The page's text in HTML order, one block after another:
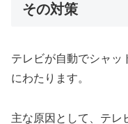
その対策
テレビが自動でシャッ
にわたります。
主な原因として、テレ